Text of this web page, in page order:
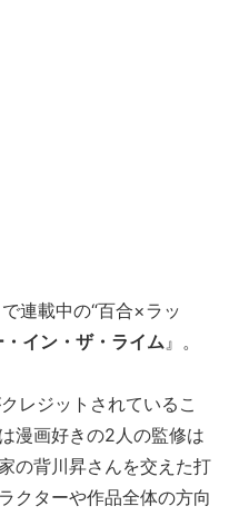
連載中の“百合×ラッ
イン・ザ・ライム』。
レジットされているこ
漫画好きの2人の監修は
の背川昇さんを交えた打
クターや作品全体の方向